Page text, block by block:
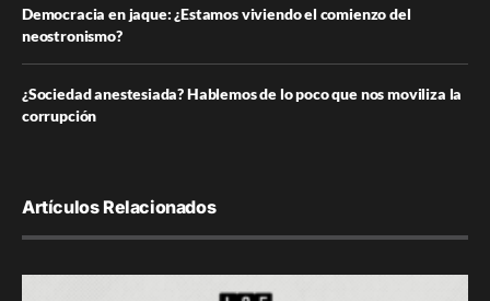
Democracia en jaque: ¿Estamos viviendo el comienzo del
neostronismo?
¿Sociedad anestesiada? Hablemos de lo poco que nos moviliza la
corrupción
Artículos Relacionados